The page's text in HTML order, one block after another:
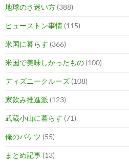
地球のさ迷い方 (388)
ヒューストン事情 (115)
米国に暮らす (366)
米国で美味しかったもの (100)
ディズニークルーズ (108)
家飲み推進派 (123)
武蔵小山に暮らす (71)
俺のバケツ (55)
まとめ記事 (13)